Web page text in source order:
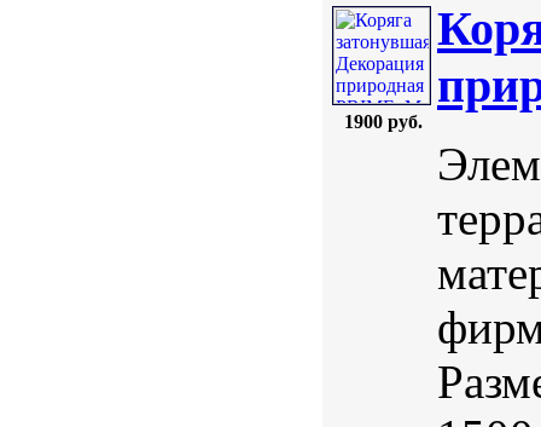
1900 руб.